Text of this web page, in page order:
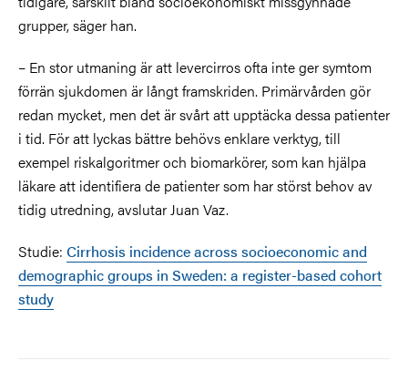
grupper, säger han.
– En stor utmaning är att levercirros ofta inte ger symtom
förrän sjukdomen är långt framskriden. Primärvården gör
redan mycket, men det är svårt att upptäcka dessa patienter
i tid. För att lyckas bättre behövs enklare verktyg, till
exempel riskalgoritmer och biomarkörer, som kan hjälpa
läkare att identifiera de patienter som har störst behov av
tidig utredning, avslutar Juan Vaz.
Studie: Cirrhosis incidence across socioeconomic and
demographic groups in Sweden: a register-based cohort
study